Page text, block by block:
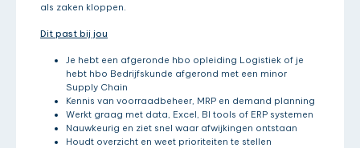
als zaken kloppen.
Dit past bij jou
Je hebt een afgeronde hbo opleiding Logistiek of je
hebt hbo Bedrijfskunde afgerond met een minor
Supply Chain
Kennis van voorraadbeheer, MRP en demand planning
Werkt graag met data, Excel, BI tools of ERP systemen
Nauwkeurig en ziet snel waar afwijkingen ontstaan
Houdt overzicht en weet prioriteiten te stellen